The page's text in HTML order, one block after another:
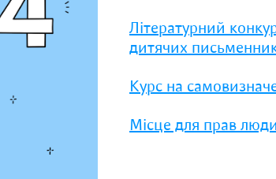
Літературний
дитячих
Курс на
Місце для прав